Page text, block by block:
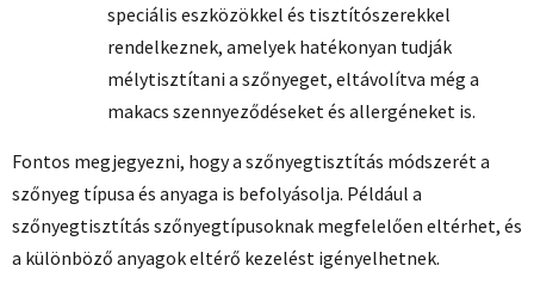
speciális eszközökkel és tisztítószerekkel
rendelkeznek, amelyek hatékonyan tudják
mélytisztítani a szőnyeget, eltávolítva még a
makacs szennyeződéseket és allergéneket is.
Fontos megjegyezni, hogy a szőnyegtisztítás módszerét a
szőnyeg típusa és anyaga is befolyásolja. Például a
szőnyegtisztítás szőnyegtípusoknak megfelelően eltérhet, és
a különböző anyagok eltérő kezelést igényelhetnek.